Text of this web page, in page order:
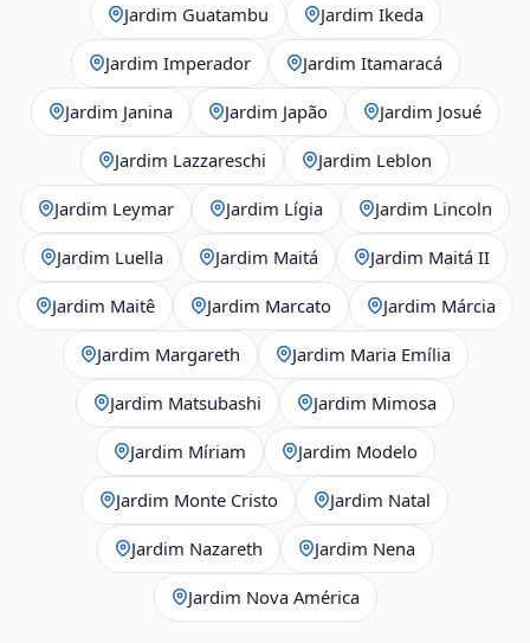
Jardim Guatambu Jardim Ikeda
Jardim Imperador Jardim Itamaracá
Jardim Janina Jardim Japão Jardim Josué
Jardim Lazzareschi Jardim Leblon
Jardim Leymar Jardim Lígia Jardim Lincoln
Jardim Luella Jardim Maitá Jardim Maitá II
Jardim Maitê Jardim Marcato Jardim Márcia
Jardim Margareth Jardim Maria Emília
Jardim Matsubashi Jardim Mimosa
Jardim Míriam Jardim Modelo
Jardim Monte Cristo Jardim Natal
Jardim Nazareth Jardim Nena
Jardim Nova América